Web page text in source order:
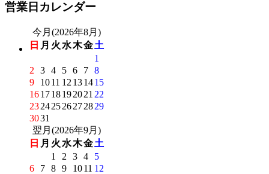
営業日カレンダー
今月(2026年8月)
日 月 火 水木金土
1
2
3 4 5 6 7 8
9
1011 12 131415
161718192021 22
23242526272829
3031
翌月(2026年9月)
日 月 火 水木金土
1
2 3 4
5
6
7 8 9 1011 12